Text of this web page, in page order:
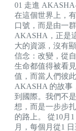
01 走進
在這個世界上，
口號，而是由一
AKASHA，正是
大的資源，沒有
信念：改變，從
生命都值得被看
值，而當人們彼
AKASHA 的故事
到國際。我們不
想，而是一步步
的路上。 從10月
月，每個月從1